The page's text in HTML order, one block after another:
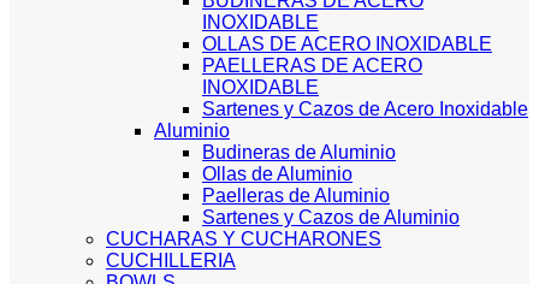
INOXIDABLE
OLLAS DE ACERO INOXIDABLE
PAELLERAS DE ACERO
INOXIDABLE
Sartenes y Cazos de Acero Inoxidable
Aluminio
Budineras de Aluminio
Ollas de Aluminio
Paelleras de Aluminio
Sartenes y Cazos de Aluminio
CUCHARAS Y CUCHARONES
CUCHILLERIA